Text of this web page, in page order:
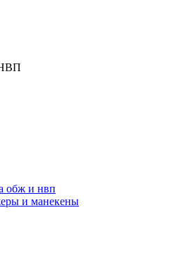
обж и нвп
и манекены